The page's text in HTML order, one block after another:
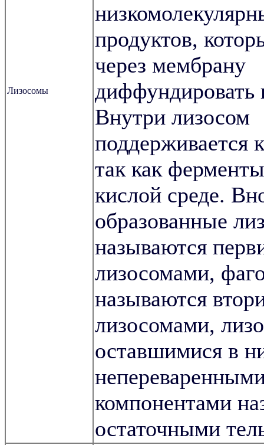
Лизосомы
продуктов,
через мембрану
диффундировать
Внутри лизосом
поддерживается
так как
кислой среде.
образованные
называются
лизосомами,
называются
лизосомами,
оставшимися в
компонентами
остаточными